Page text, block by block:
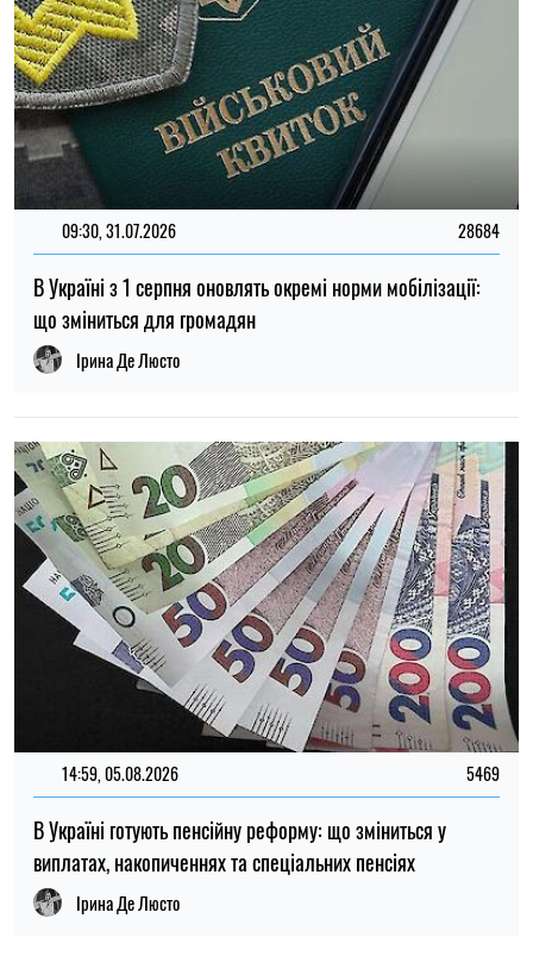
09:30, 31.07.2026 28684
В Україні з 1 серпня оновлять окремі норми мобілізації:
що зміниться для громадян
Ірина Де Люсто
14:59, 05.08.2026 5469
В Україні готують пенсійну реформу: що зміниться у
виплатах, накопиченнях та спеціальних пенсіях
Ірина Де Люсто